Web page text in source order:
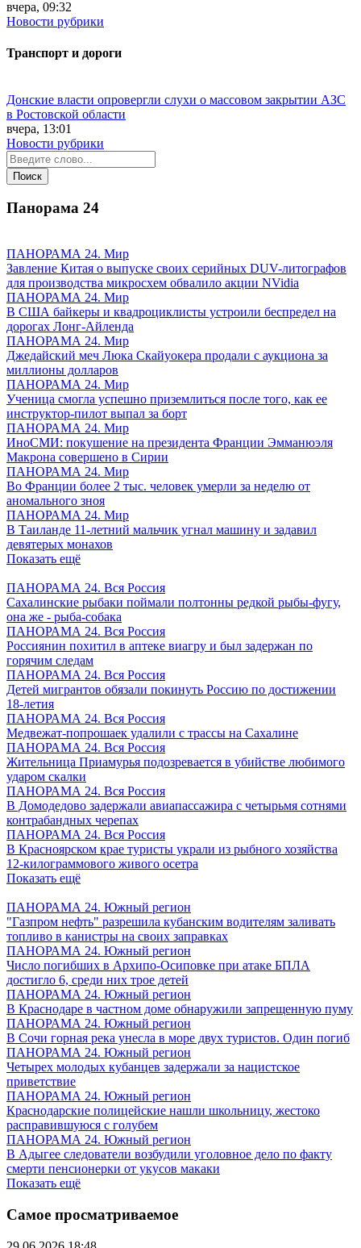
вчера, 09:32
Новости рубрики
Транспорт и дороги
Донские власти опровергли слухи о массовом закрытии АЗС
в Ростовской области
вчера, 13:01
Новости рубрики
Панорама 24
ПАНОРАМА 24. Мир
Завление Китая о выпуске своих серийных DUV-литографов
для производства микросхем обвалило акции NVidia
ПАНОРАМА 24. Мир
В США байкеры и квадроциклисты устроили беспредел на
дорогах Лонг-Айленда
ПАНОРАМА 24. Мир
Джедайский меч Люка Скайуокера продали с аукциона за
миллионы долларов
ПАНОРАМА 24. Мир
Ученица смогла успешно приземлиться после того, как ее
инструктор-пилот выпал за борт
ПАНОРАМА 24. Мир
ИноСМИ: покушение на президента Франции Эмманюэля
Макрона совершено в Сирии
ПАНОРАМА 24. Мир
Во Франции более 2 тыс. человек умерли за неделю от
аномального зноя
ПАНОРАМА 24. Мир
В Таиланде 11-летний мальчик угнал машину и задавил
девятерых монахов
Показать ещё
ПАНОРАМА 24. Вся Россия
Сахалинские рыбаки поймали полтонны редкой рыбы-фугу,
она же - рыба-собака
ПАНОРАМА 24. Вся Россия
Россиянин похитил в аптеке виагру и был задержан по
горячим следам
ПАНОРАМА 24. Вся Россия
Детей мигрантов обязали покинуть Россию по достижении
18-летия
ПАНОРАМА 24. Вся Россия
Медвежат-попрошаек удалили с трассы на Сахалине
ПАНОРАМА 24. Вся Россия
Жительница Приамурья подозревается в убийстве любимого
ударом скалки
ПАНОРАМА 24. Вся Россия
В Домодедово задержали авиапассажира с четырьмя сотнями
контрабандных черепах
ПАНОРАМА 24. Вся Россия
В Красноярском крае туристы украли из рыбного хозяйства
12-килограммового живого осетра
Показать ещё
ПАНОРАМА 24. Южный регион
"Газпром нефть" разрешила кубанским водителям заливать
топливо в канистры на своих заправках
ПАНОРАМА 24. Южный регион
Число погибших в Архипо-Осиповке при атаке БПЛА
достигло 6, среди них трое детей
ПАНОРАМА 24. Южный регион
В Краснодаре в частном доме обнаружили запрещенную пуму
ПАНОРАМА 24. Южный регион
В Сочи горная река унесла в море двух туристов. Один погиб
ПАНОРАМА 24. Южный регион
Четырех молодых кубанцев задержали за нацистское
приветствие
ПАНОРАМА 24. Южный регион
Краснодарские полицейские нашли школьницу, жестоко
расправившуюся с голубем
ПАНОРАМА 24. Южный регион
В Адыгее следователи возбудили уголовное дело по факту
смерти пенсионерки от укусов макаки
Показать ещё
Самое просматриваемое